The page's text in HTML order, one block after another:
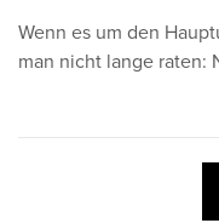
Wenn es um den
man nicht lange raten: